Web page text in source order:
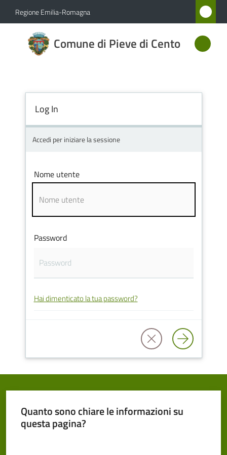
Vai al contenuto
Vai alla navigazione
Vai al footer
Regione Emilia-Romagna
Comune di Pieve di Cento
Comune
di Pieve
Amministrazione
Novità
Servizi
Cento
Amministrazione
argomenti...
Seguici
Log In
Accedi per iniziare la sessione
Nome utente
Password
Hai dimenticato la tua password?
Quanto sono chiare le informazioni su
questa pagina?